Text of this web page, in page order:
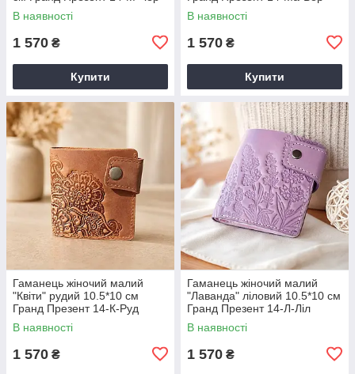
В наявності
1 570 ₴
Купити
В наявності
1 570 ₴
Купити
Гаманець жіночий малий
"Квіти" рудий 10.5*10 см
Гранд Презент 14-К-Руд
В наявності
1 570 ₴
Гаманець жіночий малий
"Лаванда" ліловий 10.5*10 см
Гранд Презент 14-Л-Ліл
В наявності
1 570 ₴